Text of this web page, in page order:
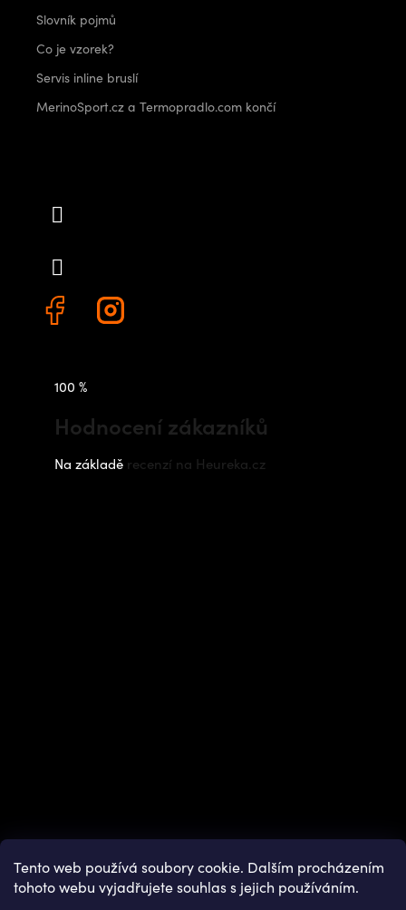
Tento web používá soubory cookie. Dalším procházením
tohoto webu vyjadřujete souhlas s jejich používáním.
Slovník pojmů
Co je vzorek?
Servis inline bruslí
MerinoSport.cz a Termopradlo.com končí
100 %
Hodnocení zákazníků
Na základě recenzí na Heureka.cz